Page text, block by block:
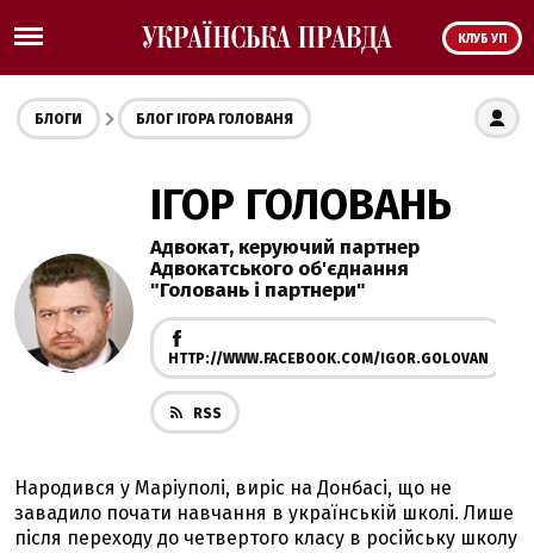
КЛУБ УП
БЛОГИ БЛОГ ІГОРА ГОЛОВАНЯ
ІГОР ГОЛОВАНЬ
Адвокат, керуючий партнер
Адвокатського об'єднання
"Головань і партнери"
HTTP://WWW.FACEBOOK.COM/IGOR.GOLOVAN
RSS
Народився у Маріуполі, виріс на Донбасі, що не
завадило почати навчання в українській школі. Лише
після переходу до четвертого класу в російську школу